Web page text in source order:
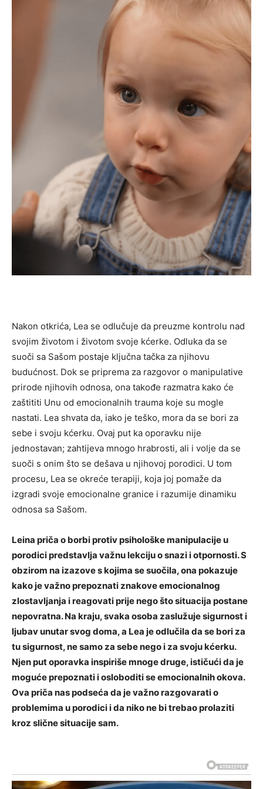
Nakon otkrića, Lea se odlučuje da preuzme kontrolu nad
svojim životom i životom svoje kćerke. Odluka da se
suoči sa Sašom postaje ključna tačka za njihovu
budućnost. Dok se priprema za razgovor o manipulative
prirode njihovih odnosa, ona takođe razmatra kako će
zaštititi Unu od emocionalnih trauma koje su mogle
nastati. Lea shvata da, iako je teško, mora da se bori za
sebe i svoju kćerku. Ovaj put ka oporavku nije
jednostavan; zahtijeva mnogo hrabrosti, ali i volje da se
suoči s onim što se dešava u njihovoj porodici. U tom
procesu, Lea se okreće terapiji, koja joj pomaže da
izgradi svoje emocionalne granice i razumije dinamiku
odnosa sa Sašom.
Leina priča o borbi protiv psihološke manipulacije u
porodici predstavlja važnu lekciju o snazi i otpornosti. S
obzirom na izazove s kojima se suočila, ona pokazuje
kako je važno prepoznati znakove emocionalnog
zlostavljanja i reagovati prije nego što situacija postane
nepovratna.Na kraju, svaka osoba zaslužuje sigurnost i
ljubav unutar svog doma, a Lea je odlučila da se bori za
tu sigurnost, ne samo za sebe nego i za svoju kćerku.
Njen put oporavka inspiriše mnoge druge, ističući da je
moguće prepoznati i osloboditi se emocionalnih okova.
Ova priča nas podseća da je važno razgovarati o
problemima u porodici i da niko ne bi trebao prolaziti
kroz slične situacije sam.